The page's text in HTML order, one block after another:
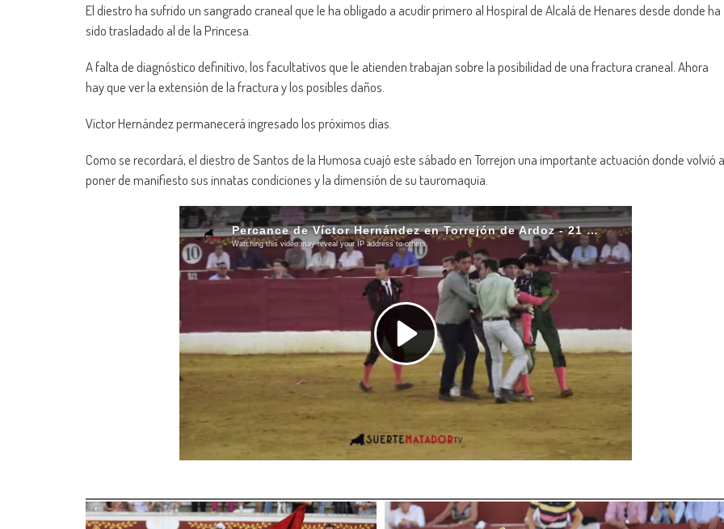
El diestro ha sufrido un sangrado craneal que le ha obligado a acudir primero al Hospiral de Alcalá de Henares desde donde ha
sido trasladado al de la Princesa.
A falta de diagnóstico definitivo, los facultativos que le atienden trabajan sobre la posibilidad de una fractura craneal. Ahora
hay que ver la extensión de la fractura y los posibles daños.
Víctor Hernández permanecerá ingresado los próximos días.
Como se recordará, el diestro de Santos de la Humosa cuajó este sábado en Torrejon una importante actuación donde volvió a
poner de manifiesto sus innatas condiciones y la dimensión de su tauromaquia.